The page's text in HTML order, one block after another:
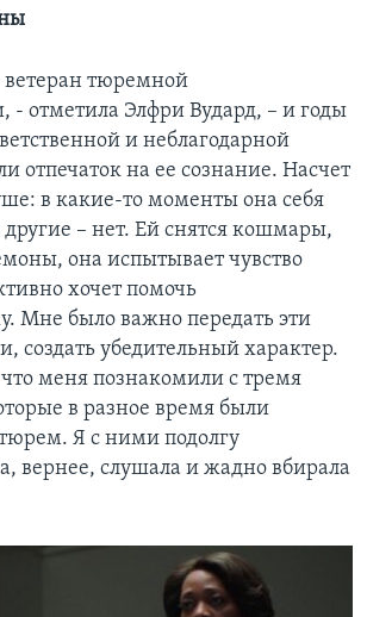
тюремной
- отметила Элфри Вудард, – и годы
и неблагодарной
отпечаток на ее сознание. Насчет
в какие-то моменты она себя
другие – нет. Ей снятся кошмары,
она испытывает чувство
хочет помочь
Мне было важно передать эти
создать убедительный характер.
меня познакомили с тремя
в разное время были
Я с ними подолгу
вернее, слушала и жадно вбирала